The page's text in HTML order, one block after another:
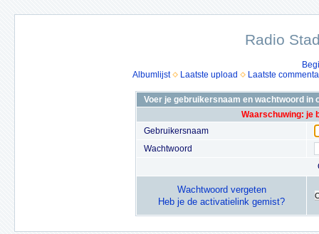
Radio
Albumlijst
Laatste upload Laatste
Voer je gebruikersnaam en wachtwoord in
Waarschuwing: je
Gebruikersnaam
Wachtwoord
Wachtwoord vergeten
Heb je de activatielink gemist?